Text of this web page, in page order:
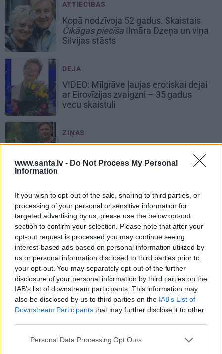
www.santa.lv - Do Not Process My Personal
Information
If you wish to opt-out of the sale, sharing to third parties, or
processing of your personal or sensitive information for
targeted advertising by us, please use the below opt-out
section to confirm your selection. Please note that after your
opt-out request is processed you may continue seeing
interest-based ads based on personal information utilized by
us or personal information disclosed to third parties prior to
your opt-out. You may separately opt-out of the further
disclosure of your personal information by third parties on the
IAB’s list of downstream participants. This information may
also be disclosed by us to third parties on the IAB’s List of
Downstream Participants that may further disclose it to other
Personal Data Processing Opt Outs
ATTIECĪBAS
Kopā nodzīvoja 52 gadus. Skaistais
Čikāgas piecīša Ilmāra Dzeņa un viņa
Silvijas stāsts
DEJA
VIDEO: Mīlgrāve ļaujas erotiskai dejai
ar Eirovīzijas zvaigzni – 35 gadus
vecu skaistuli
ZIŅAS
pārdzīvojuši zemestrīci
Vesels un emocionāli gatavs skolai:
par ko vecākiem jāparūpējas pirms
mācību gada sākuma
IEVAS RECEPTES
PIEDEVAS
Pikantaisplūmju čatnijsun vēl ducis
ideju, ko pagatavot no plūmēm
Dundagaskrēms ar ogu ķīseli